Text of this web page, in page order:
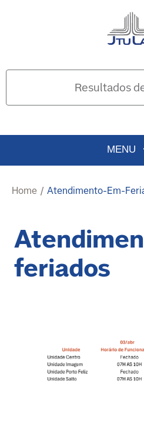
Resultados
MENU
Home / Atendimento-Em-
feriados